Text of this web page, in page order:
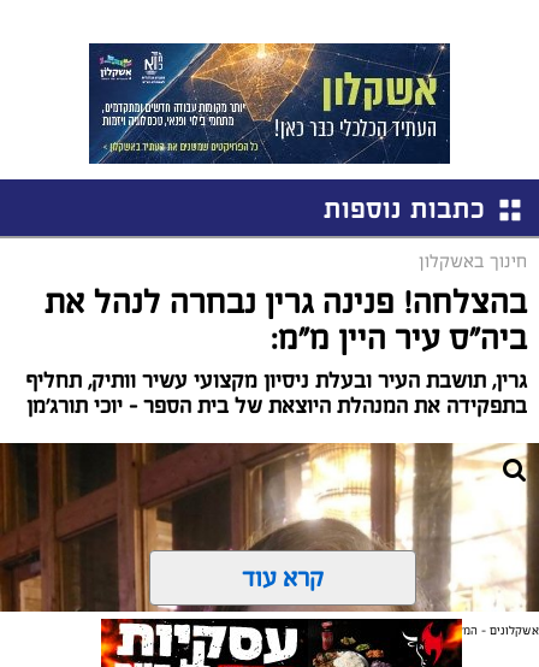
כתבות נוספות
חינוך באשקלון
בהצלחה! פנינה גרין נבחרה לנהל את
ביה"ס עיר היין מ"מ:
גרין, תושבת העיר ובעלת ניסיון מקצועי עשיר וותיק, תחליף
בתפקידה את המנהלת היוצאת של בית הספר – יוכי תורג'מן
קרא עוד
אשקלונים - המקומון היומי של אשקלון באינטרנט
אולי יעניין אותך גם